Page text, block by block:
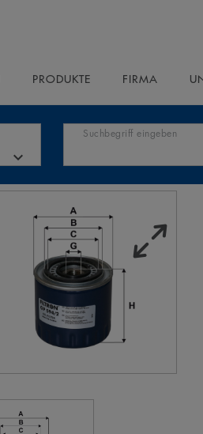
PRODUKTE FIRMA
Suchbegriff eingeben